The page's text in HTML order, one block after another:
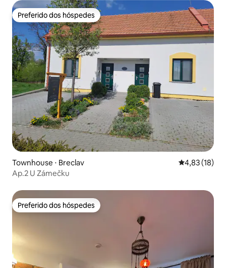
Preferido dos hóspedes
Preferido dos hóspedes
Townhouse ⋅ Breclav 4,83 de uma
4,83 (18)
Ap.2 U Zámečku
Preferido dos hóspedes
Preferido dos hóspedes